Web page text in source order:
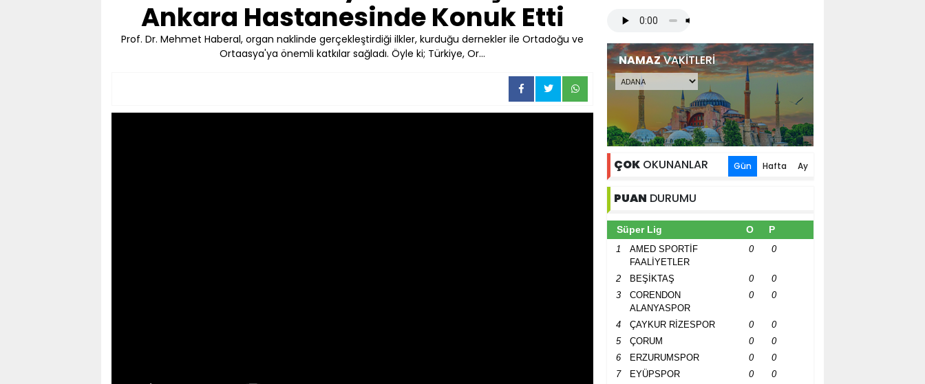
Ankara Hastanesinde Konuk Etti
Prof. Dr. Mehmet Haberal, organ naklinde gerçekleştirdiği ilkler, kurduğu dernekler ile Ortadoğu ve
Ortaasya'ya önemli katkılar sağladı. Öyle ki; Türkiye, Or...
NAMAZVAKİTLERİ
ÇOK OKUNANLAR Gün Hafta Ay
PUAN DURUMU
Süper Lig O P
1
AMED SPORTİF
FAALİYETLER
0 0
2 BEŞİKTAŞ 0
0
3
CORENDON
ALANYASPOR
0 0
4 ÇAYKUR RİZESPOR 0
0
5
ÇORUM 0
0
6
ERZURUMSPOR 0
0
7
EYÜPSPOR 0
0